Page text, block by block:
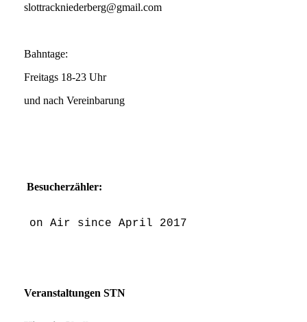
slottrackniederberg@gmail.com
Bahntage:
Freitags 18-23 Uhr
und nach Vereinbarung
Besucherzähler:
on Air since April 2017
Veranstaltungen STN